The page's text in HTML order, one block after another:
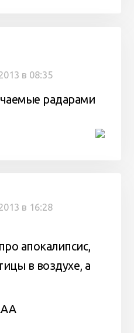
в 08:35
радарами
в 16:28
апокалипсис,
в воздухе, а